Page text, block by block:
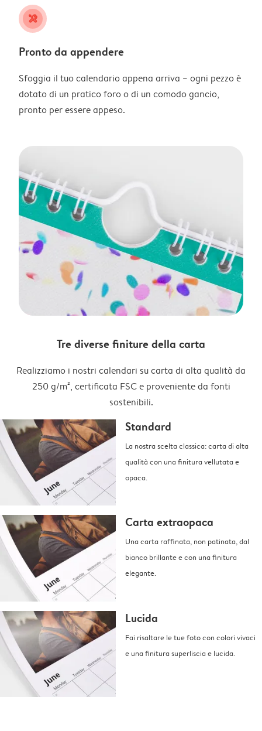
tools
Pronto da appendere
Sfoggia il tuo calendario appena arriva – ogni pezzo è
dotato di un pratico foro o di un comodo gancio,
pronto per essere appeso.
Tre diverse finiture della carta
Realizziamo i nostri calendari su carta di alta qualità da
250 g/m², certificata FSC e proveniente da fonti
sostenibili.
Standard
La nostra scelta classica: carta di alta
qualità con una finitura vellutata e
opaca.
Carta extraopaca
Una carta raffinata, non patinata, dal
bianco brillante e con una finitura
elegante.
Lucida
Fai risaltare le tue foto con colori vivaci
e una finitura superliscia e lucida.